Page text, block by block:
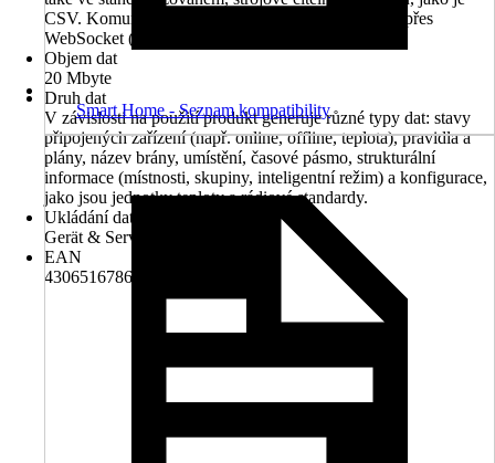
CSV. Komunikace mezi bránou a cloudem probíhá přes
WebSocket (JSON).
Objem dat
20 Mbyte
Druh dat
V závislosti na použití produkt generuje různé typy dat: stavy
připojených zařízení (např. online, offline, teplota), pravidla a
plány, název brány, umístění, časové pásmo, strukturální
informace (místnosti, skupiny, inteligentní režim) a konfigurace,
jako jsou jednotky teploty a rádiové standardy.
Ukládání dat
Gerät & Server
EAN
4306516786688
Smart Home - Seznam kompatibility